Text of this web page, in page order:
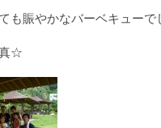
も賑やかなバーベキューで
☆